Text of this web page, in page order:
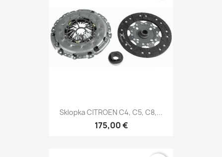
Sklopka CITROEN C4, C5, C8,...
175,00 €